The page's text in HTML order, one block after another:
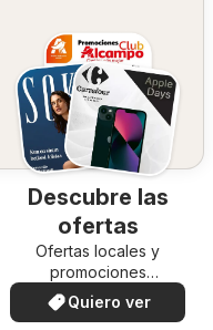
Descubre las
ofertas
Ofertas locales y
promociones
especiales.
Quiero ver